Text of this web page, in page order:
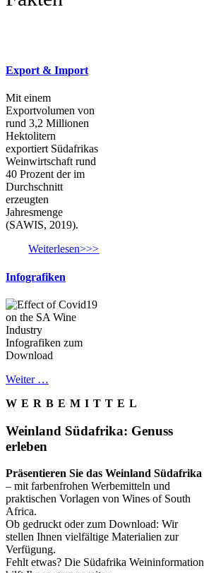
Export & Import
Mit einem
Exportvolumen von
rund 3,2 Millionen
Hektolitern
exportiert Südafrikas
Weinwirtschaft rund
40 Prozent der im
Durchschnitt
erzeugten
Jahresmenge
(SAWIS, 2019).
Weiterlesen>>>
Infografiken
Infografiken zum
Download
Weiter …
WERBEMITTEL
Weinland Südafrika: Genuss
erleben
Präsentieren Sie das Weinland Südafrika
– mit farbenfrohen Werbemitteln und
praktischen Vorlagen von Wines of South
Africa.
Ob gedruckt oder zum Download: Wir
stellen Ihnen vielfältige Materialien zur
Verfügung.
Fehlt etwas? Die Südafrika Weininformation